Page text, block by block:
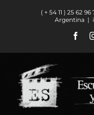
( + 54 11 ) ​25 62
Argentina |